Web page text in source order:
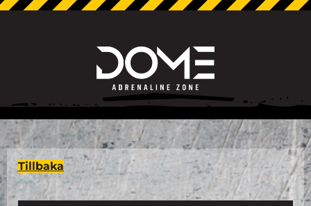
Tillbaka